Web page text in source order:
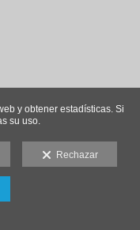
y obtener estadísticas. Si
su uso.
Rechazar